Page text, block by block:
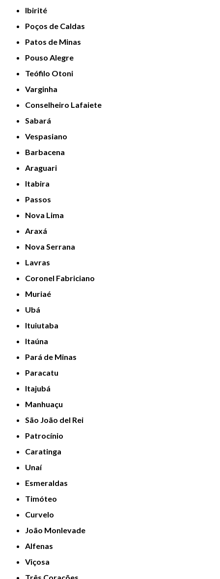
Ibirité
Poços de Caldas
Patos de Minas
Pouso Alegre
Teófilo Otoni
Varginha
Conselheiro Lafaiete
Sabará
Vespasiano
Barbacena
Araguari
Itabira
Passos
Nova Lima
Araxá
Nova Serrana
Lavras
Coronel Fabriciano
Muriaé
Ubá
Ituiutaba
Itaúna
Pará de Minas
Paracatu
Itajubá
Manhuaçu
São João del Rei
Patrocínio
Caratinga
Unaí
Esmeraldas
Timóteo
Curvelo
João Monlevade
Alfenas
Viçosa